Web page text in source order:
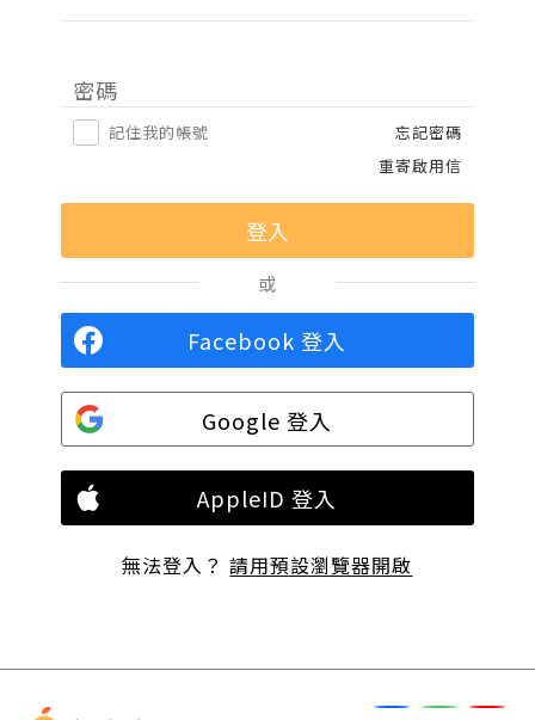
密碼
記住我的帳號
忘記密碼
重寄啟用信
或
Facebook 登入
Google 登入
AppleID 登入
無法登入？請用預設瀏覽器開啟